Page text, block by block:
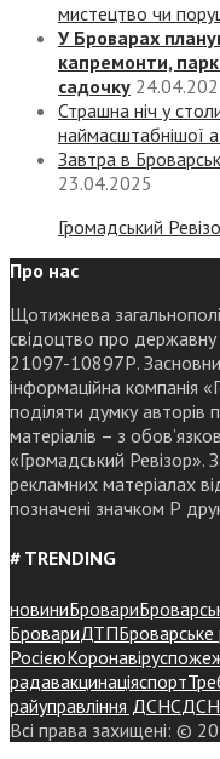
мистецтво чи
У Броварах
капремонти,
садочку
Страшна ніч у
наймасштабнішої
Завтра в
23.04.2025
Громадський
Про нас
Щотижнева
свідоцтво про
21097-10897Р.
інформаційна компанія
поділяти думку авторів
матеріалів – з
«Громадський Ревізор».
рекламних матеріалах
позначені значком Р
# TRENDING
новиниБровари
БровариДТПБроварське
РосієюКоронавірус
радавакцинаціяспорт
райуправління ДСНС
Всі права захищені: ©